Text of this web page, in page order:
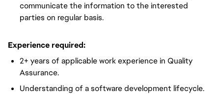
communicate the information to the interested
parties on regular basis.
Experience required:
2+ years of applicable work experience in Quality
Assurance.
Understanding of a software development lifecycle.